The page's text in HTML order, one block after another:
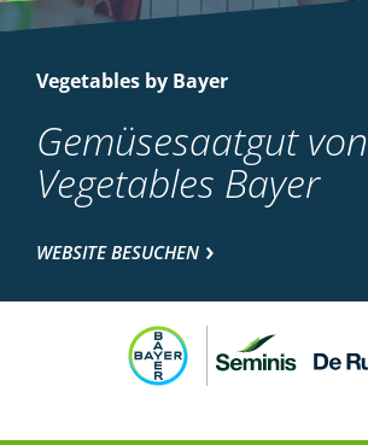
Vegetables by Bayer
Gemüsesaatgut von
Vegetables Bayer
WEBSITE BESUCHEN